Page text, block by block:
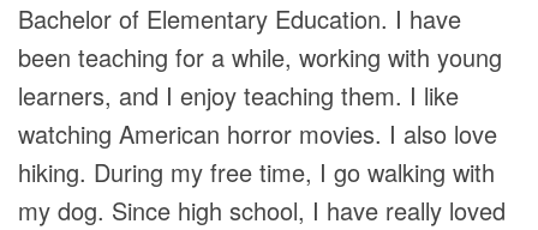
Bachelor of Elementary Education. I have
been teaching for a while, working with young
learners, and I enjoy teaching them. I like
watching American horror movies. I also love
hiking. During my free time, I go walking with
my dog. Since high school, I have really loved